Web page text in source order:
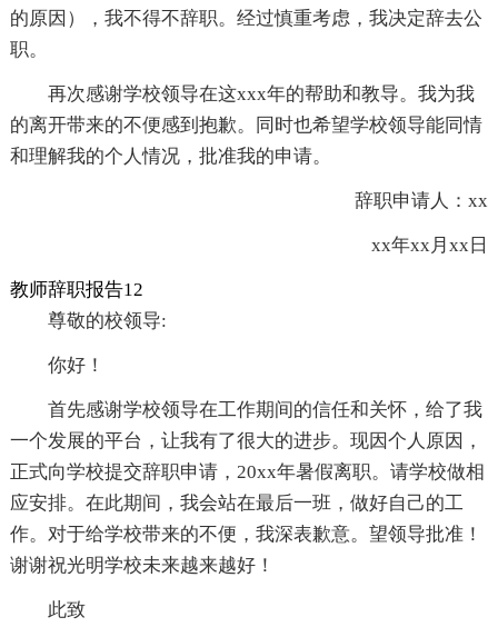
的原因），我不得不辞职。经过慎重考虑，我决定辞去公
职。
再次感谢学校领导在这xxx年的帮助和教导。我为我
的离开带来的不便感到抱歉。同时也希望学校领导能同情
和理解我的个人情况，批准我的申请。
辞职申请人：xx
xx年xx月xx日
教师辞职报告12
尊敬的校领导:
你好！
首先感谢学校领导在工作期间的信任和关怀，给了我
一个发展的平台，让我有了很大的进步。现因个人原因，
正式向学校提交辞职申请，20xx年暑假离职。请学校做相
应安排。在此期间，我会站在最后一班，做好自己的工
作。对于给学校带来的不便，我深表歉意。望领导批准！
谢谢祝光明学校未来越来越好！
此致